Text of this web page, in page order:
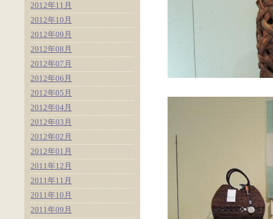
2012年11月
2012年10月
2012年09月
2012年08月
2012年07月
2012年06月
2012年05月
2012年04月
2012年03月
2012年02月
2012年01月
2011年12月
2011年11月
2011年10月
2011年09月